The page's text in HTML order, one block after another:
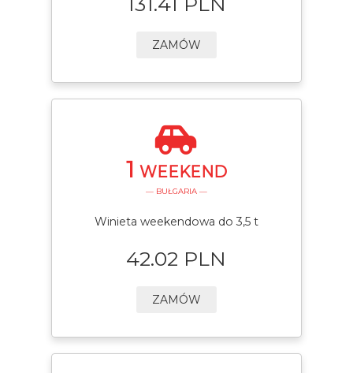
ZAMÓW
1 WEEKEND
— BUŁGARIA —
Winieta weekendowa do 3,5 t
42.02 PLN
ZAMÓW